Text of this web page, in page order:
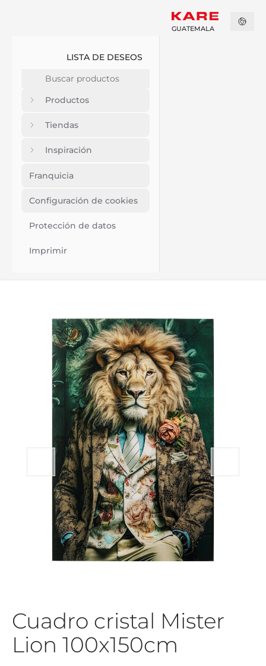
LISTA DE DESEOS
Productos
Tiendas
Inspiración
Franquicia
Configuración de cookies
Protección de datos
Imprimir
GUATEMALA
Cuadro cristal Mister
Lion 100x150cm